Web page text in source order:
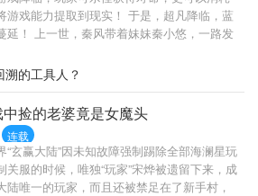
由得变色道：玩不起是吧？核弹就想杀我？
！！
游戏能力提取到现实！ 于是，超凡降临，蓝
延！ 上一世，秦风带着妹妹秦小悠，一路发
要把他的‘古神眼球’拿去送给偶像…… 重活一
决定独行！ 妹妹？让她滚！ 从此，一个无影
级刺客诞生了。 他是暗影，在黑暗中舞动刀
和死亡，在他手中如艺术般绽放…… 亿万尸
中，他终将登临神座！ （技能无限进化：永
一击必杀、百倍爆率、一刀屠神……）
的工具人？
捡的老婆竟是女魔头
连载
“玄赢大陆”因未知故障强制踢除全部海澜星玩
关服的时候，唯独“玩家”宋烨被遗留下来，成
陆唯一的玩家，而且还被禁足在了新手村，